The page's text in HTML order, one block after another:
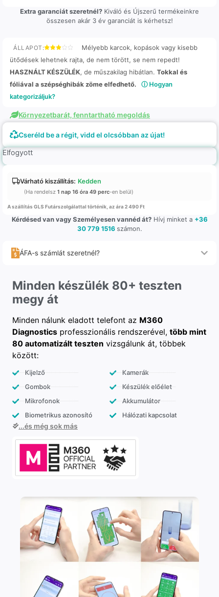
Extra garanciát szeretnél? Kiváló és Újszerű termékeinkre
összesen akár 3 év garanciát is kérhetsz!
ÁLLAPOT:
Mélyebb karcok, kopások vagy kisebb
ütődések lehetnek rajta, de nem törött, se nem repedt!
HASZNÁLT KÉSZÜLÉK, de műszakilag hibátlan. Tokkal és
fóliával a szépséghibák zöme elfedhető.
ⓘ Hogyan
kategorizáljuk?
Környezetbarát, fenntartható megoldás
Cseréld be a régit, vidd el olcsóbban az újat!
Elfogyott
Várható kiszállítás: Kedden
(Ha rendelsz 1 nap 16 óra 49 perc-en belül)
A szállítás GLS Futárszolgálattal történik, az ára 2 490 Ft
Kérdésed van vagy Személyesen vannéd át?Hívj minket a +36
30 779 1516 számon.
ÁFA-s számlát szeretnél?
Minden készülék 80+ teszten
megy át
Minden nálunk eladott telefont az M360
Diagnostics professzionális rendszerével, több mint
80 automatizált teszten vizsgálunk át, többek
között:
Kijelző
Gombok
Mikrofonok
Biometrikus azonosító
Kamerák
Készülék előélet
Akkumulátor
Hálózati kapcsolat
...és még sok más